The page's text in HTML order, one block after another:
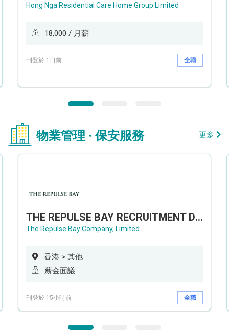
Hong Nga Residential Care Home Group Limited
18,000 / 月薪
刊登於 1日前 全職
物業管理 · 保安服務 更多
THE REPULSE BAY RECRUITMENT DAY 淺水灣影灣園人才招聘會
The Repulse Bay Company, Limited
香港 > 其他
薪金面議
刊登於 15小時前 全職